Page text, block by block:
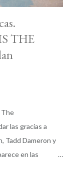
THE
The
las gracias a
Tadd Dameron y
en las